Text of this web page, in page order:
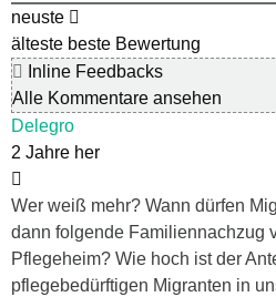
neuste
älteste beste Bewertung
Inline Feedbacks
Alle Kommentare ansehen
Delegro
2 Jahre her
Wer weiß mehr? Wann dürfen
dann folgende Familiennachzug
Pflegeheim? Wie hoch ist der
pflegebedürftigen Migranten in